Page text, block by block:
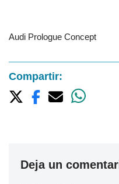
Audi Prologue Concept
Compartir:
Deja un